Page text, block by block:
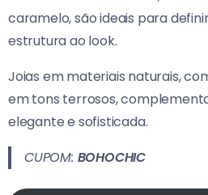
caramelo, são ideais para
estrutura ao look.
Joias em materiais naturais,
em tons terrosos,
elegante e sofisticada.
CUPOM: BOHOCHIC